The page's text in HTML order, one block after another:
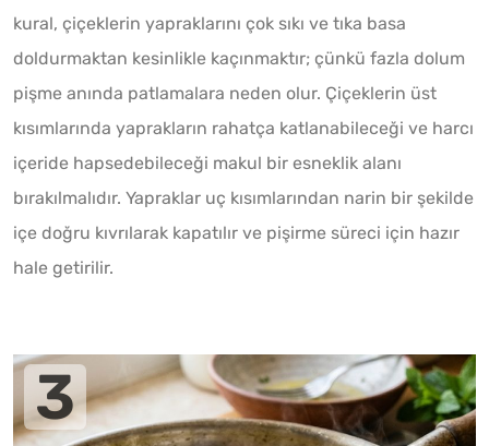
kural, çiçeklerin yapraklarını çok sıkı ve tıka basa
doldurmaktan kesinlikle kaçınmaktır; çünkü fazla dolum
pişme anında patlamalara neden olur. Çiçeklerin üst
kısımlarında yaprakların rahatça katlanabileceği ve harcı
içeride hapsedebileceği makul bir esneklik alanı
bırakılmalıdır. Yapraklar uç kısımlarından narin bir şekilde
içe doğru kıvrılarak kapatılır ve pişirme süreci için hazır
hale getirilir.